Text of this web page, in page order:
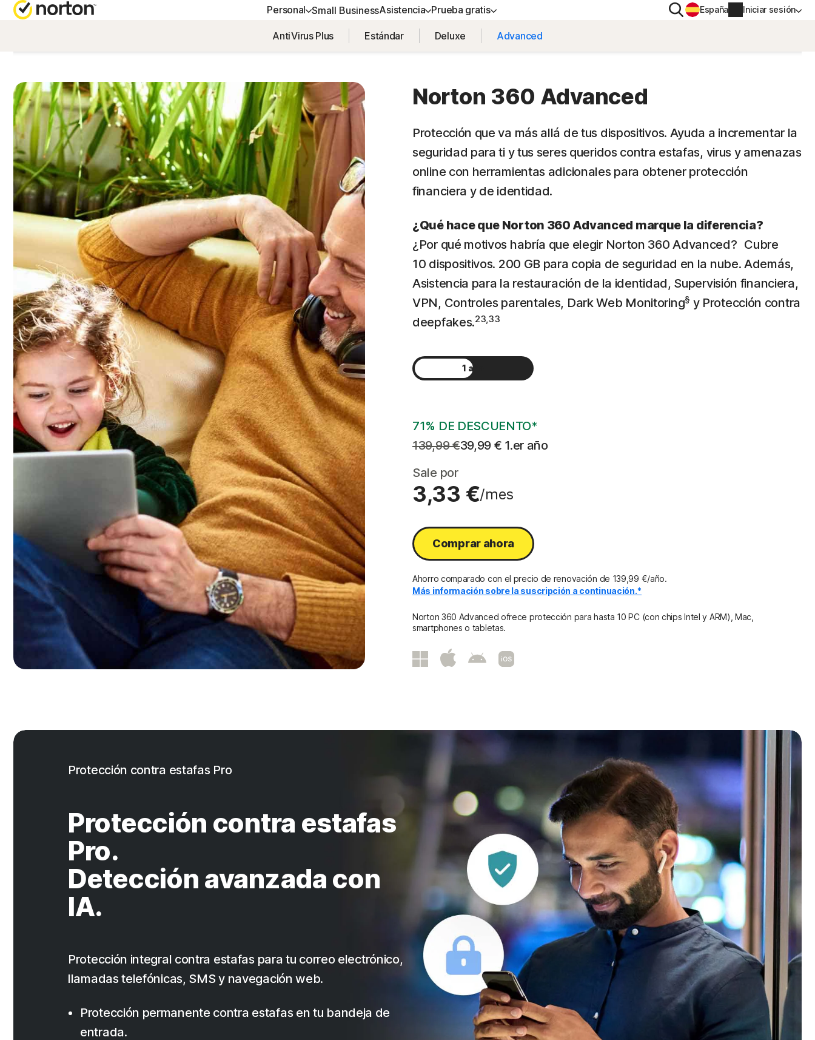
Personal
PLANES TODO EN UNO
Norton 360 Advanced
Norton 360 Premium
Norton 360 Deluxe
Norton 360 Estándar
SEGURIDAD DEL DISPOSITIVO
Norton Mobile Security para iOS™
Todos los productos y servicios
Small BusinessAsistencia
OBTENER AYUDA
Atención al cliente
INFORMACIÓN
Eliminación de virus y spyware
Prueba gratis
PROBAR GRATIS
BuscarEspaña Iniciar sesión
Información de la cuenta
Información de facturación
Escribe tu clave de producto
AntiVirus Plus Estándar Deluxe Advanced
Norton 360 Advanced
Protección que va más allá de tus dispositivos. Ayuda a incrementar la
seguridad para ti y tus seres queridos contra estafas, virus y amenazas
online con herramientas adicionales para obtener protección
financiera y de identidad.
¿Qué hace que Norton 360 Advanced marque la diferencia?
¿Por qué motivos habría que elegir Norton 360 Advanced? Cubre
10 dispositivos. 200 GB para copia de seguridad en la nube. Además,
Asistencia para la restauración de la identidad, Supervisión financiera,
VPN, Controles parentales, Dark Web Monitoring§ y Protección contra
deepfakes.23,33
1 año
71% DE DESCUENTO*
139,99 €39,99 € 1.er año
Sale por
3,33 €/mes
Comprar ahora
Ahorro comparado con el precio de renovación de 139,99 €/año.
Más información sobre la suscripción a continuación.*
Norton 360 Advanced ofrece protección para hasta 10 PC (con chips Intel y ARM), Mac,
smartphones o tabletas.
Protección contra estafas Pro
Protección contra estafas
Pro.
Detección avanzada con
IA.
Protección integral contra estafas para tu correo electrónico,
llamadas telefónicas, SMS y navegación web.
Protección permanente contra estafas en tu bandeja de
entrada.